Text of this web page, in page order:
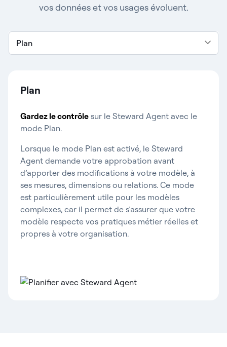
vos données et vos usages évoluent.
Plan
Plan
Gardez le contrôle sur le Steward Agent avec le
mode Plan.
Lorsque le mode Plan est activé, le Steward
Agent demande votre approbation avant
d’apporter des modifications à votre modèle, à
ses mesures, dimensions ou relations. Ce mode
est particulièrement utile pour les modèles
complexes, car il permet de s’assurer que votre
modèle respecte vos pratiques métier réelles et
propres à votre organisation.